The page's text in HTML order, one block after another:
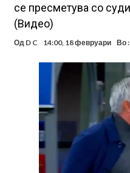
се пресметува со
(Видео)
Од D C 14:00, 18 февруари Во :